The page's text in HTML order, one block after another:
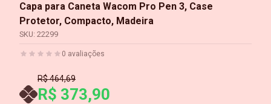
Capa para Caneta Wacom Pro Pen 3, Case
Protetor, Compacto, Madeira
SKU: 22299
0 avaliações
R$ 464,69
R$ 373,90